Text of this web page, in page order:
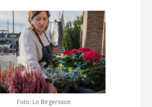
Foto: Lo Birgersson